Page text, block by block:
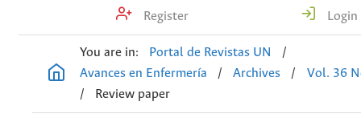
Register Login
You are in: Portal de Revistas UN
/
Avances en Enfermería
/ Archives /
Vol. 36
/
Review paper